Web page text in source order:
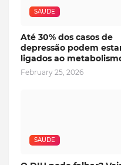
SAUDE
Até 30% dos casos de
depressão podem
ligados ao
February 25, 2026
SAUDE